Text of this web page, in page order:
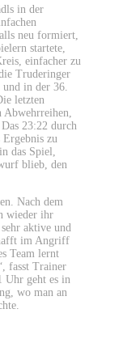
in der
neu formiert,
startete,
einfacher zu
Truderinger
in der 36.
letzten
23:22 durch
zu
das Spiel,
blieb, den
Nach dem
wieder ihr
aktive und
im Angriff
Team lernt
fasst Trainer
Uhr geht es in
wo man an